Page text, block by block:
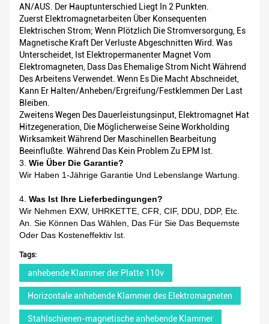
AN/AUS. Der Hauptunterschied Liegt In 2 Punkten.
Zuerst Elektromagnetarbeiten Über Konsequenten
Elektrischen Strom; Wenn Plötzlich Die Stromversorgung, Es
Magnetische Kraft Der Verluste Abgeschnitten Wird. Was
Unterscheidet, Ist Elektropermanenter Magnet Vom
Elektromagneten, Dass Das Ehemalige Strom Nicht Während
Des Arbeitens Verwendet. Wenn Es Die Macht Abschneidet,
Kann Er Halten/Anheben/Ergreifung/Festklemmen Der Last
Bleiben.
Zweitens Wegen Des Dauerleistungsinput, Elektromagnet Hat
Hitzegeneration, Die Möglicherweise Seine Workholding
Wirksamkeit Während Der Maschinellen Bearbeitung
Beeinflußte. Während Das Kein Problem Zu EPM Ist.
3. Wie Über Die Garantie?
Wir Haben 1-Jährige Garantie Und Lebenslange Wartung.
4. Was Ist Ihre Lieferbedingungen?
Wir Nehmen EXW, UHRKETTE, CFR, CIF, DDU, DDP, Etc.
An. Sie Können Das Wählen, Das Für Sie Das Bequemste
Oder Das Kosteneffektiv Ist.
Tags:
anhebende Klammer der Platte 110v
Horizontale anhebende Klammer des Elektromagneten
Stahlschienen-magnetische anhebende Klammer